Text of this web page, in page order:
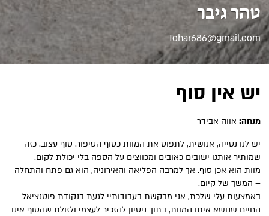
טהר גיבר
Tohar686@gmail.com
יש אין סוף
מנחה: אווה אבידר
יש לנו נטייה, אנושית, לתפוס את המוות כסוף הסיפור. סוף עצוב. כזה
שמותיר אותנו ישובים כאובים ומכווצים על הספה בלי יכולת לקום.
מוות הוא אכן סוף. אך למרבה הפליאה והאירוניה, הוא גם פתח והתחלה
– המשך של קיום.
באמצעות עלי שלכת, אני מבקשת בעבודותיי לגעת בנקודת פוטנציאל
החיים שנושא איתו המוות, בתוך ניסיון להזכיר לעצמי ולזולת שהסוף אינו